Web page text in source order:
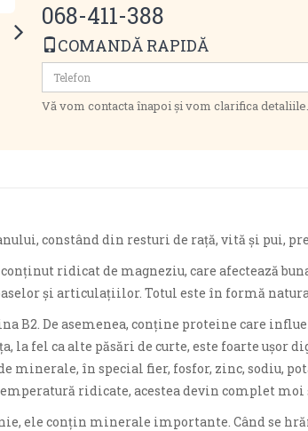
068-411-388
COMANDĂ RAPIDĂ
Vă vom contacta înapoi și vom clarifica detaliile.
constând din resturi de rață, vită și pui,
ridicat de magneziu, care afectează
și articulațiilor. Totul este în formă
De asemenea, conține proteine ​​care
fel ca alte păsări de curte, este foarte ușor
minerale, în special fier, fosfor, zinc, sodiu,
ridicate, acestea devin complet moi
ele conțin minerale importante. Când se